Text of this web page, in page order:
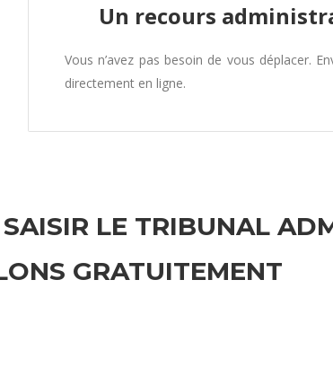
Un recours
Vous n’avez pas besoin de vous déplacer.
directement en ligne.
LE TRIBUNAL
GRATUITEMENT